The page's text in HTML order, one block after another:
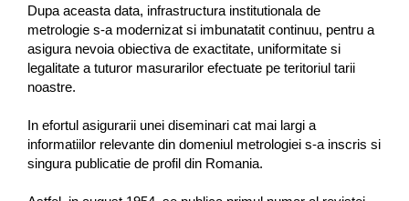
Dupa aceasta data, infrastructura institutionala de
metrologie s-a modernizat si imbunatatit continuu, pentru a
asigura nevoia obiectiva de exactitate, uniformitate si
legalitate a tuturor masurarilor efectuate pe teritoriul tarii
noastre.
In efortul asigurarii unei diseminari cat mai largi a
informatiilor relevante din domeniul metrologiei s-a inscris si
singura publicatie de profil din Romania.